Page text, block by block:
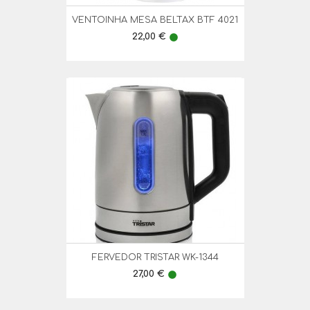
VENTOINHA MESA BELTAX BTF 4021
Preço
22,00 € lens
FERVEDOR TRISTAR WK-1344
Preço
27,00 € lens